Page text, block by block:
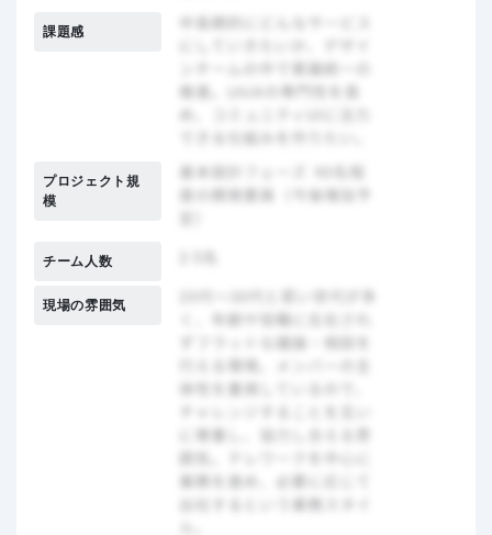
課題感
プロジェクト規
模
チーム人数
現場の雰囲気